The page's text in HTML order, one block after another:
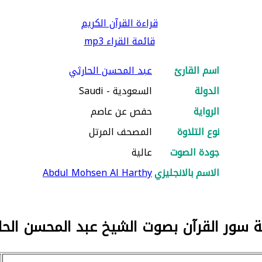
قراءة القرآن الكريم
قائمة القراء mp3
اسم القارئ
عبد المحسن الحارثي
الدولة
السعودية - Saudi
الرواية
حفص عن عاصم
نوع التلاوة
المصحف المرتل
جودة الصوت
عالية
الاسم بالانجليزيAbdul Mohsen Al Harthy
سور القرآن بصوت الشيخ عبد المحسن